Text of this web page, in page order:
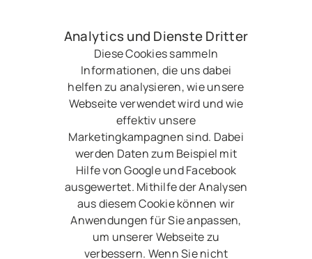
Analytics und Dienste Dritter
Diese Cookies sammeln
Informationen, die uns dabei
helfen zu analysieren, wie unsere
Webseite verwendet wird und wie
effektiv unsere
Marketingkampagnen sind. Dabei
werden Daten zum Beispiel mit
Hilfe von Google und Facebook
ausgewertet. Mithilfe der Analysen
aus diesem Cookie können wir
Anwendungen für Sie anpassen,
um unserer Webseite zu
verbessern. Wenn Sie nicht